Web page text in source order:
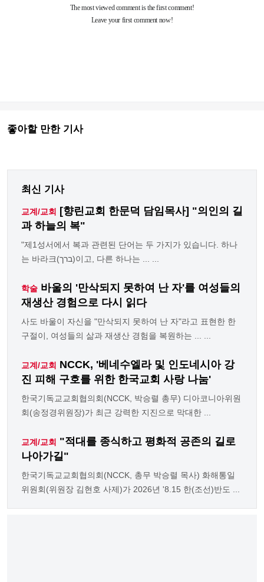
좋아할 만한 기사
최신 기사
교계/교회
[향린교회 한문덕 담임목사] "의인의 길
과 하늘의 복"
"제1성서에서 복과 관련된 단어는 두 가지가 있습니다. 하나
는 바라크(ברך)이고, 다른 하나는 ... ...
학술 바울의 '만삭되지 못하여 난 자'를 여성들의
재생산 경험으로 다시 읽다
사도 바울이 자신을 "만삭되지 못하여 난 자"라고 표현한 한
구절이, 여성들의 삶과 재생산 경험을 복원하는 ... ...
교계/교회 NCCK, '베네수엘라 및 인도네시아 강
진 피해 구호를 위한 한국교회 사랑 나눔'
한국기독교교회협의회(NCCK, 박승렬 총무) 디아코니아위원
회(송정경위원장)가 최근 강력한 지진으로 막대한 ...
교계/교회 "적대를 종식하고 평화적 공존의 길로
나아가길"
한국기독교교회협의회(NCCK, 총무 박승렬 목사) 화해통일
위원회(위원장 김현호 사제)가 2026년 '8.15 한(조선)반도 ...